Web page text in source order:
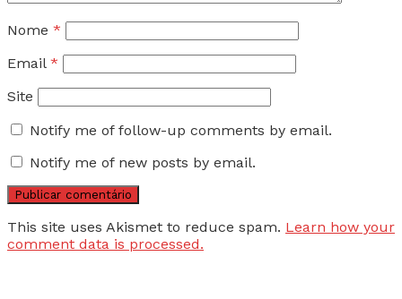
Nome *
Email *
Site
Notify me of follow-up comments by email.
Notify me of new posts by email.
This site uses Akismet to reduce spam. Learn how your
comment data is processed.